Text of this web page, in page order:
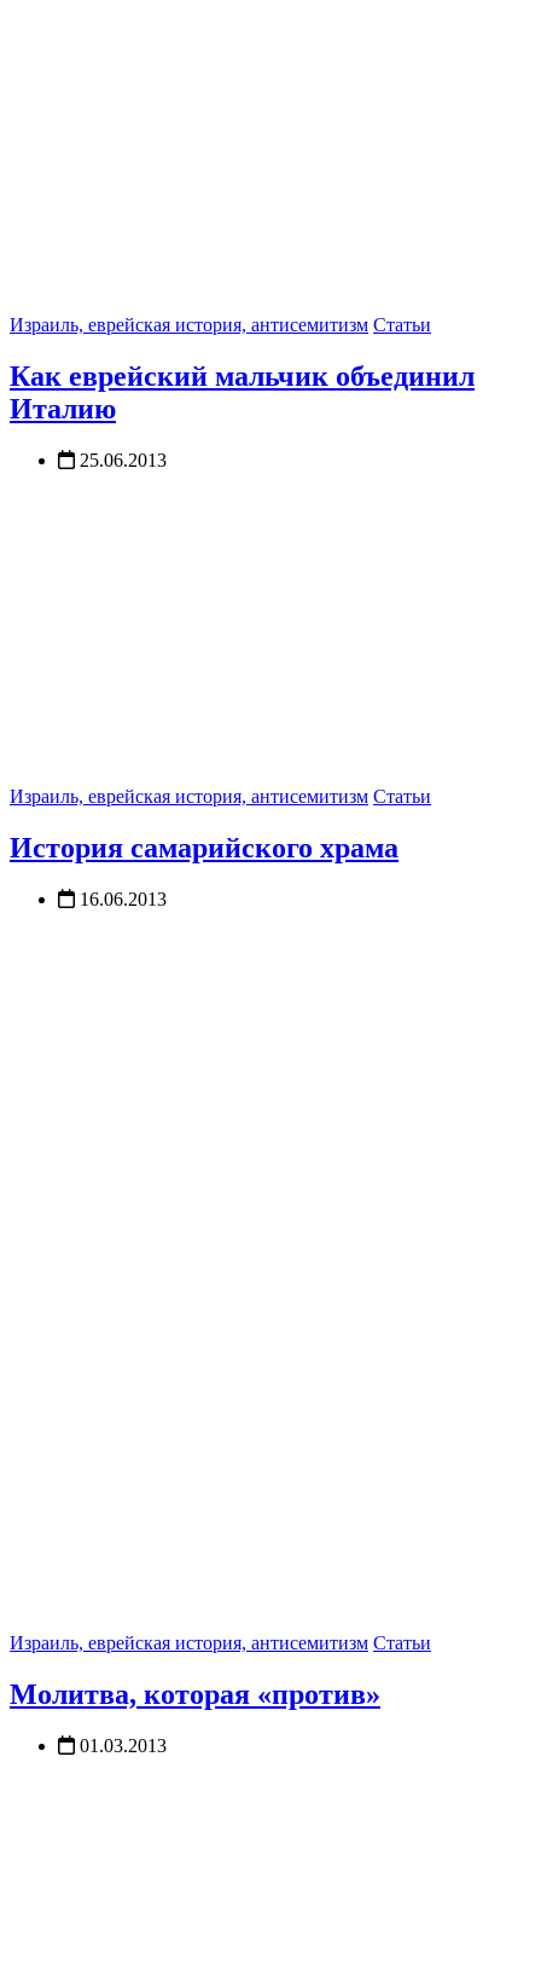
Израиль, еврейская история, антисемитизм Статьи
Как еврейский мальчик объединил
Италию
25.06.2013
Израиль, еврейская история, антисемитизм Статьи
История самарийского храма
16.06.2013
Израиль, еврейская история, антисемитизм Статьи
Молитва, которая «против»
01.03.2013